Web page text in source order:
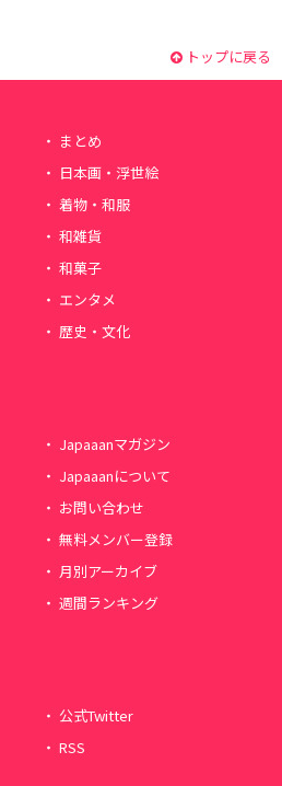
トップに戻る
まとめ
日本画・浮世絵
着物・和服
和雑貨
和菓子
エンタメ
歴史・文化
Japaaanマガジン
Japaaanについて
お問い合わせ
無料メンバー登録
月別アーカイブ
週間ランキング
公式Twitter
RSS